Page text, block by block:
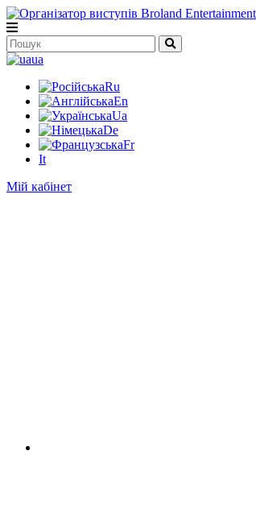
ua
Ru
En
Ua
De
Fr
It
Мій кабінет